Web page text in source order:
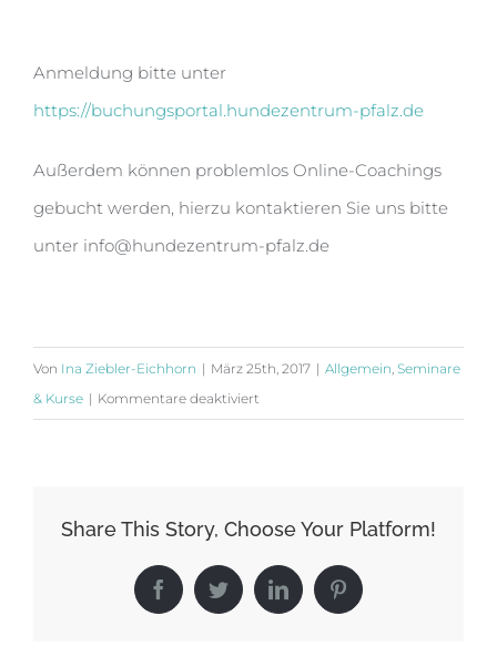
Anmeldung bitte unter
https://buchungsportal.hundezentrum-pfalz.de
Außerdem können problemlos Online-Coachings
gebucht werden, hierzu kontaktieren Sie uns bitte
unter info@hundezentrum-pfalz.de
Von Ina Ziebler-Eichhorn | März 25th, 2017 | Allgemein, Seminare
& Kurse | Kommentare deaktiviert
Share This Story, Choose Your Platform!
FacebookTwitterLinkedInPinterest